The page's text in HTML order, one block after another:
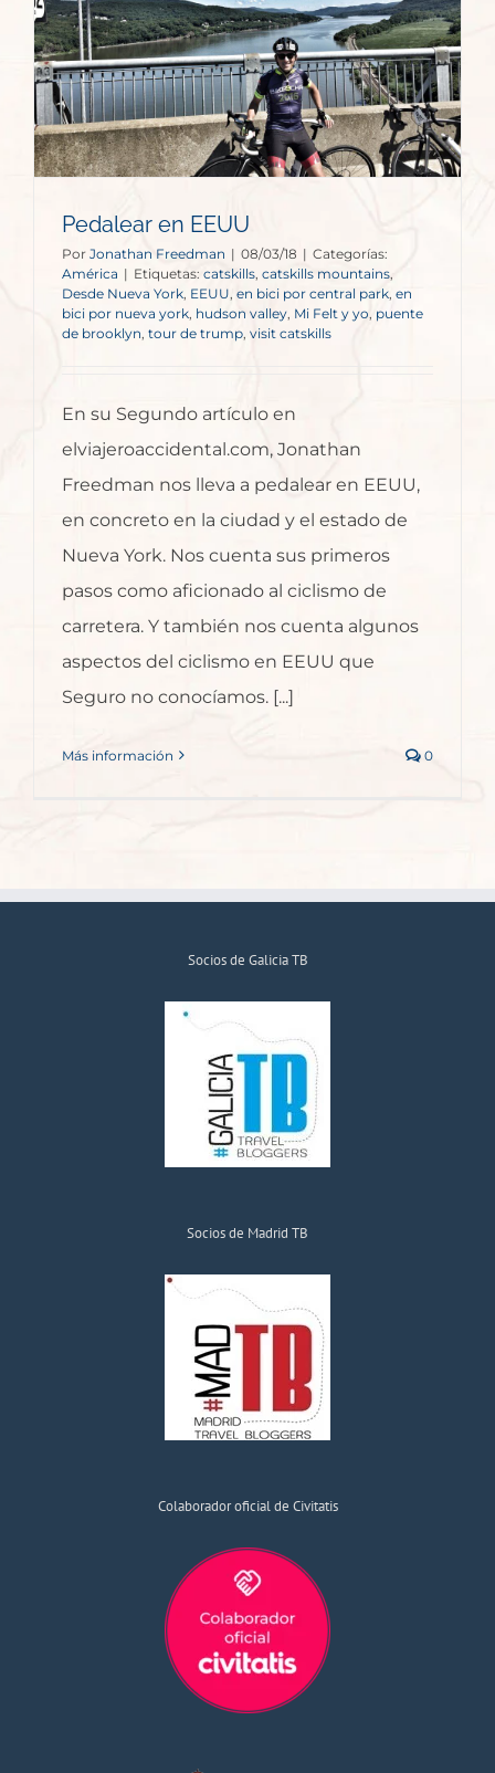
Pedalear en EEUU
Por Jonathan Freedman | 08/03/18 | Categorías:
América | Etiquetas: catskills catskills mountains,
Desde Nueva York EEUU, en bici por central park en
bici por nueva york hudson valley, Mi Felt y yo, puente
de brooklyn, tour de trump, visit catskills
En su Segundo artículo en
elviajeroaccidental.com, Jonathan
Freedman nos lleva a pedalear en EEUU,
en concreto en la ciudad y el estado de
Nueva York. Nos cuenta sus primeros
pasos como aficionado al ciclismo de
carretera. Y también nos cuenta algunos
aspectos del ciclismo en EEUU que
Seguro no conocíamos. [...]
Más información 0
Socios de Galicia TB
Socios de Madrid TB
Colaborador oficial de Civitatis